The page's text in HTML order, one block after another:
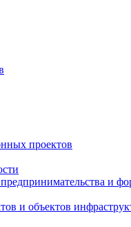
проектов
и
и объектов